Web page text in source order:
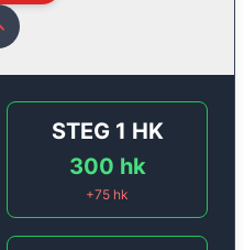
STEG 1 HK
300 hk
+75 hk